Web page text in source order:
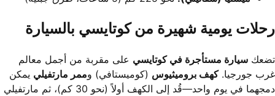
رحلات يومية شهيرة من كوتايسي بالسيارة
تضعك سيارة مستأجرة في كوتايسي على مقربة من أجمل معالم
غرب جورجيا.كهف بروميثيوس (كوميستافي) وممر مارتفيلي يمكن
دمجهما في يوم واحد—قُد إلى الكهف أولاً (نحو 30 كم)، ثم مارتفيلي